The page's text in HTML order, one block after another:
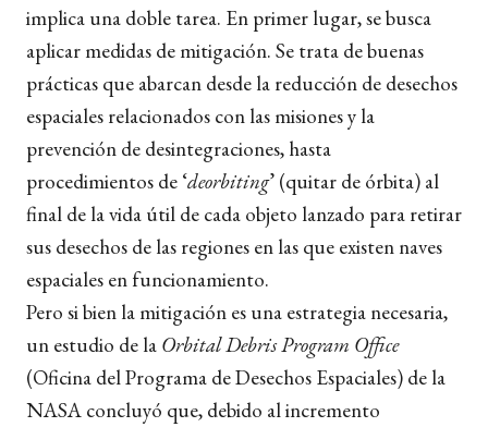
implica una doble tarea. En primer lugar, se busca
aplicar medidas de mitigación. Se trata de buenas
prácticas que abarcan desde la reducción de desechos
espaciales relacionados con las misiones y la
prevención de desintegraciones, hasta
procedimientos de ‘deorbiting’ (quitar de órbita) al
final de la vida útil de cada objeto lanzado para retirar
sus desechos de las regiones en las que existen naves
espaciales en funcionamiento.
Pero si bien la mitigación es una estrategia necesaria,
un estudio de la Orbital Debris Program Office
(Oficina del Programa de Desechos Espaciales) de la
NASA concluyó que, debido al incremento